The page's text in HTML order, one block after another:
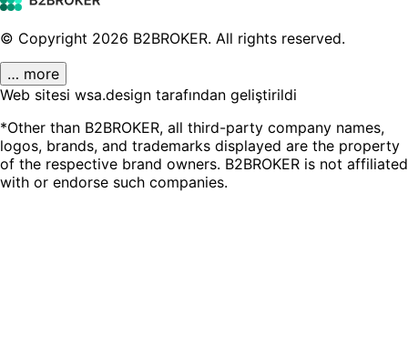
© Copyright 2026 B2BROKER. All rights reserved.
… more
Web sitesi wsa.design tarafından geliştirildi
*Other than B2BROKER, all third-party company names,
logos, brands, and trademarks displayed are the property
of the respective brand owners. B2BROKER is not affiliated
with or endorse such companies.